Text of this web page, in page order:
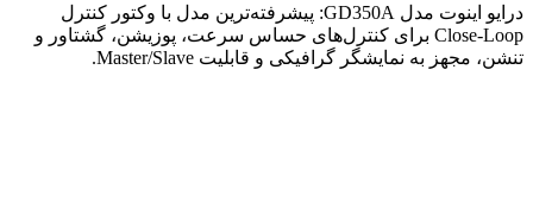
درایو اینوت مدل GD350A: پیشرفته‌ترین مدل با وکتور کنترل
Close-Loop برای کنترل‌های حساس سرعت، پوزیشن، گشتاور و
تنشن، مجهز به نمایشگر گرافیکی و قابلیت Master/Slave.